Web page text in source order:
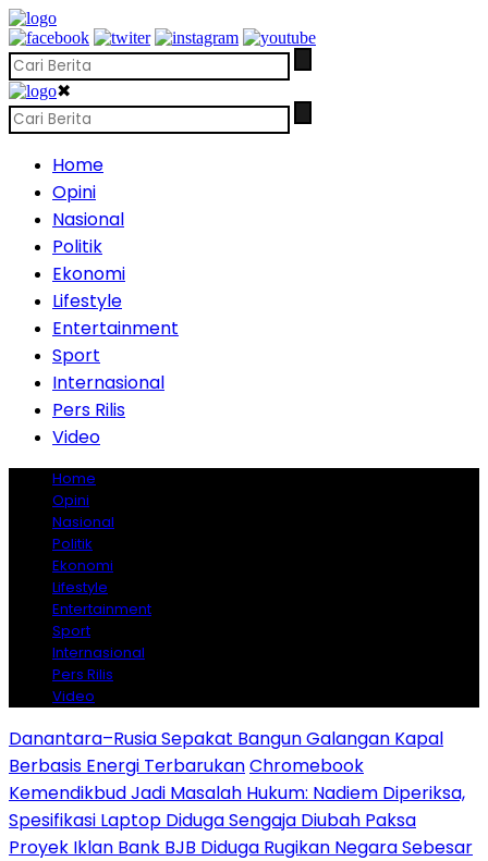
✖
Home
Opini
Nasional
Politik
Ekonomi
Lifestyle
Entertainment
Sport
Internasional
Pers Rilis
Video
Home
Opini
Nasional
Politik
Ekonomi
Lifestyle
Entertainment
Sport
Internasional
Pers Rilis
Video
Danantara–Rusia Sepakat Bangun Galangan Kapal
Berbasis Energi TerbarukanChromebook
Kemendikbud Jadi Masalah Hukum: Nadiem Diperiksa,
Spesifikasi Laptop Diduga Sengaja Diubah Paksa
Proyek Iklan Bank BJB Diduga Rugikan Negara Sebesar